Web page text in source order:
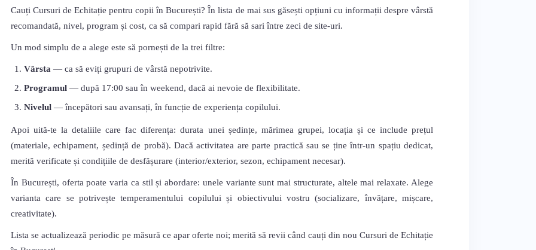
Cauți Cursuri de Echitație pentru copii în București? În lista de mai sus găsești opțiuni cu informații despre vârstă
recomandată, nivel, program și cost, ca să compari rapid fără să sari între zeci de site-uri.
Un mod simplu de a alege este să pornești de la trei filtre:
Vârsta — ca să eviți grupuri de vârstă nepotrivite.
Programul — după 17:00 sau în weekend, dacă ai nevoie de flexibilitate.
Nivelul — începători sau avansați, în funcție de experiența copilului.
Apoi uită-te la detaliile care fac diferența: durata unei ședințe, mărimea grupei, locația și ce include prețul
(materiale, echipament, ședință de probă). Dacă activitatea are parte practică sau se ține într-un spațiu dedicat,
merită verificate și condițiile de desfășurare (interior/exterior, sezon, echipament necesar).
În București, oferta poate varia ca stil și abordare: unele variante sunt mai structurate, altele mai relaxate. Alege
varianta care se potrivește temperamentului copilului și obiectivului vostru (socializare, învățare, mișcare,
creativitate).
Lista se actualizează periodic pe măsură ce apar oferte noi; merită să revii când cauți din nou Cursuri de Echitație